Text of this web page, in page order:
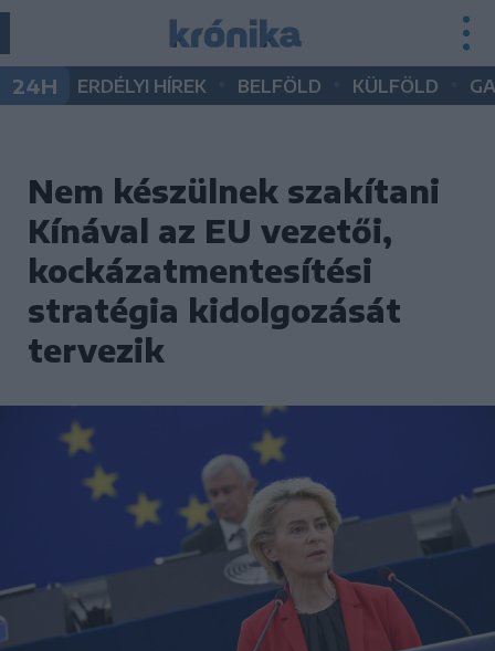
24H ERDÉLYI HÍREK BELFÖLD KÜLFÖLD
Nem készülnek szakítani
Kínával az EU vezetői,
kockázatmentesítési
stratégia kidolgozását
tervezik